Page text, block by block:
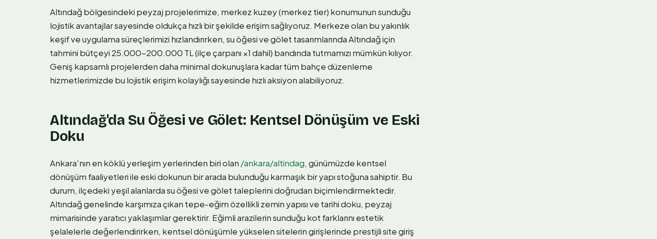
Altındağ bölgesindeki peyzaj projelerimize, merkez kuzey (merkez tier) konumunun sunduğu
lojistik avantajlar sayesinde oldukça hızlı bir şekilde erişim sağlıyoruz. Merkeze olan bu yakınlık
keşif ve uygulama süreçlerimizi hızlandırırken, su öğesi ve gölet tasarımlarında Altındağ için
tahmini bütçeyi 25.000-200.000 TL (ilçe çarpanı ×1 dahil) bandında tutmamızı mümkün kılıyor.
Geniş kapsamlı projelerden daha minimal dokunuşlara kadar tüm bahçe düzenleme
hizmetlerimizde bu lojistik erişim kolaylığı sayesinde hızlı aksiyon alabiliyoruz.
Altındağ'da Su Öğesi ve Gölet: Kentsel Dönüşüm ve Eski
Doku
Ankara'nın en köklü yerleşim yerlerinden biri olan /ankara/altindag, günümüzde kentsel
dönüşüm faaliyetleri ile eski dokunun bir arada bulunduğu karmaşık bir yapı stoğuna sahiptir. Bu
durum, ilçedeki yeşil alanlarda su öğesi ve gölet taleplerini doğrudan biçimlendirmektedir.
Altındağ genelinde karşımıza çıkan tepe-eğim özellikli zemin yapısı ve tarihi doku, peyzaj
mimarisinde yaratıcı yaklaşımlar gerektirir. Eğimli arazilerin sunduğu kot farklarını estetik
şelalelerle değerlendirirken, kentsel dönüşümle yükselen sitelerin girişlerinde prestijli site giriş